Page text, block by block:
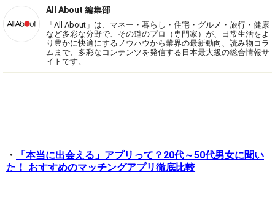
All About 編集部
「All About」は、マネー・暮らし・住宅・グルメ・旅行・健康
など多彩な分野で、その道のプロ（専門家）が、日常生活をよ
り豊かに快適にするノウハウから業界の最新動向、読み物コラ
ムまで、多彩なコンテンツを発信する日本最大級の総合情報サ
イトです。
・
「本当に出会える」アプリって？20代～50代男女に聞い
た！ おすすめのマッチングアプリ徹底比較